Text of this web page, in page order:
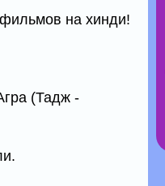
на хинди!
(Тадж -